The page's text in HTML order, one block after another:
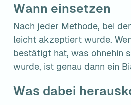
Wann einsetzen
Nach jeder Methode, bei
leicht akzeptiert wurde.
bestätigt hat, was ohnehin
wurde, ist genau dann ein
Was dabei